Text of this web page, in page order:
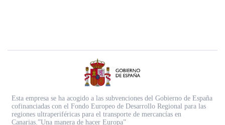
Esta empresa se ha acogido a las subvenciones del Gobierno de España
cofinanciadas con el Fondo Europeo de Desarrollo Regional para las
regiones ultraperiféricas para el transporte de mercancías en
Canarias.”Una manera de hacer Europa”